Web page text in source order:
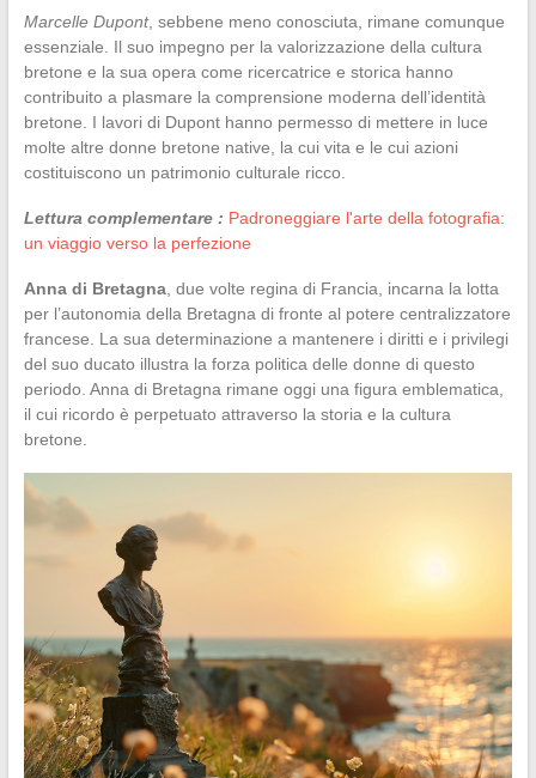
Marcelle Dupont, sebbene meno conosciuta, rimane comunque
essenziale. Il suo impegno per la valorizzazione della cultura
bretone e la sua opera come ricercatrice e storica hanno
contribuito a plasmare la comprensione moderna dell’identità
bretone. I lavori di Dupont hanno permesso di mettere in luce
molte altre donne bretone native, la cui vita e le cui azioni
costituiscono un patrimonio culturale ricco.
Lettura complementare : Padroneggiare l'arte della fotografia:
un viaggio verso la perfezione
Anna di Bretagna, due volte regina di Francia, incarna la lotta
per l’autonomia della Bretagna di fronte al potere centralizzatore
francese. La sua determinazione a mantenere i diritti e i privilegi
del suo ducato illustra la forza politica delle donne di questo
periodo. Anna di Bretagna rimane oggi una figura emblematica,
il cui ricordo è perpetuato attraverso la storia e la cultura
bretone.